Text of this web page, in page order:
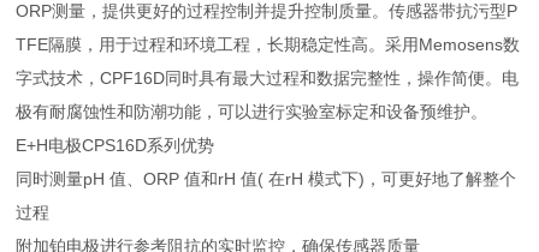
ORP测量，提供更好的过程控制并提升控制质量。传感器带抗污型P
TFE隔膜，用于过程和环境工程，长期稳定性高。采用Memosens数
字式技术，CPF16D同时具有最大过程和数据完整性，操作简便。电
极有耐腐蚀性和防潮功能，可以进行实验室标定和设备预维护。
E+H电极CPS16D系列优势
同时测量pH 值、ORP 值和rH 值( 在rH 模式下)，可更好地了解整个
过程
附加铂电极进行参考阻抗的实时监控，确保传感器质量